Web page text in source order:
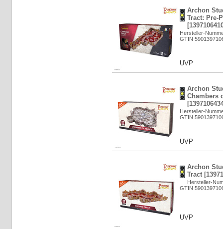
Archon
Tract: Pre-
Hersteller-
GTIN
UVP
Archon
Chambers
Hersteller-
GTIN
UVP
Archon
Tract
Hersteller-
GTIN
UVP